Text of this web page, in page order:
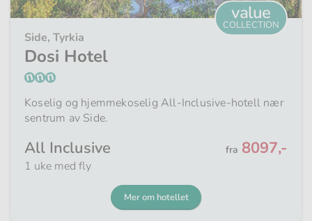
value
COLLECTION
Side, Tyrkia
Dosi Hotel
Koselig og hjemmekoselig All-Inclusive-hotell nær
sentrum av Side.
All Inclusive Fra
fra 8097,-
1 uke med fly
Mer om hotellet